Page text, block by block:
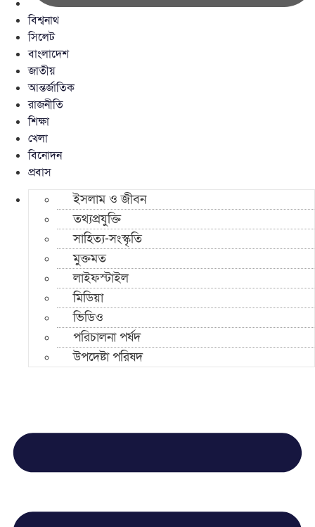
বিশ্বনাথ
সিলেট
বাংলাদেশ
জাতীয়
আন্তর্জাতিক
রাজনীতি
শিক্ষা
খেলা
বিনোদন
প্রবাস
ইসলাম ও জীবন
তথ্যপ্রযুক্তি
সাহিত্য-সংস্কৃতি
মুক্তমত
লাইফস্টাইল
মিডিয়া
ভিডিও
পরিচালনা পর্ষদ
উপদেষ্টা পরিষদ